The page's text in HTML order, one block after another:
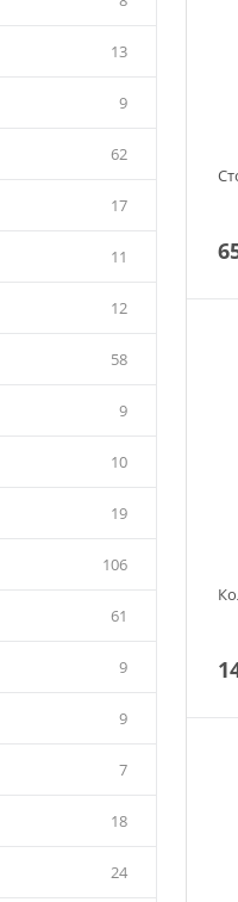
13
9
62
17
11
12
58
9
10
19
106
61
9
9
7
18
24